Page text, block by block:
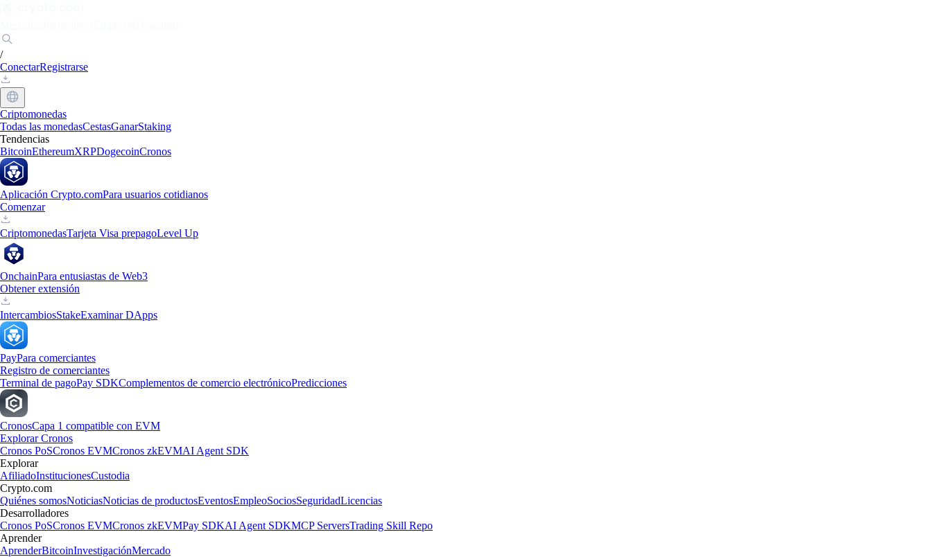
/
ConectarRegistrarse
Criptomonedas
Todas las monedasCestasGanarStaking
Tendencias
BitcoinEthereumXRPDogecoinCronos
Aplicación Crypto.comPara usuarios cotidianos
Comenzar
CriptomonedasTarjeta Visa prepagoLevel Up
OnchainPara entusiastas de Web3
Obtener extensión
IntercambiosStakeExaminar DApps
PayPara comerciantes
Registro de comerciantes
Terminal de pagoPay SDKComplementos de comercio electrónicoPredicciones
CronosCapa 1 compatible con EVM
Explorar Cronos
Cronos PoSCronos EVMCronos zkEVMAI Agent SDK
Explorar
AfiliadoInstitucionesCustodia
Crypto.com
Quiénes somosNoticiasNoticias de productosEventosEmpleoSociosSeguridadLicencias
Desarrolladores
Cronos PoSCronos EVMCronos zkEVMPay SDKAI Agent SDKMCP ServersTrading Skill Repo
Aprender
AprenderBitcoinInvestigaciónMercado